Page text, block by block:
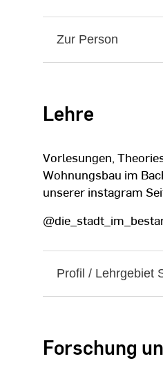
Zur Person
Lehre
Vorlesungen,
Wohnungsbau im
unserer instagram
Profil / Lehrgebiet
Forschung